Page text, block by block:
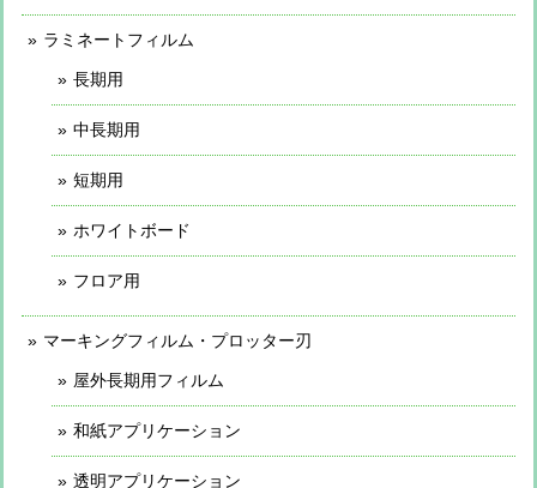
ラミネートフィルム
長期用
中長期用
短期用
ホワイトボード
フロア用
マーキングフィルム・プロッター刃
屋外長期用フィルム
和紙アプリケーション
透明アプリケーション